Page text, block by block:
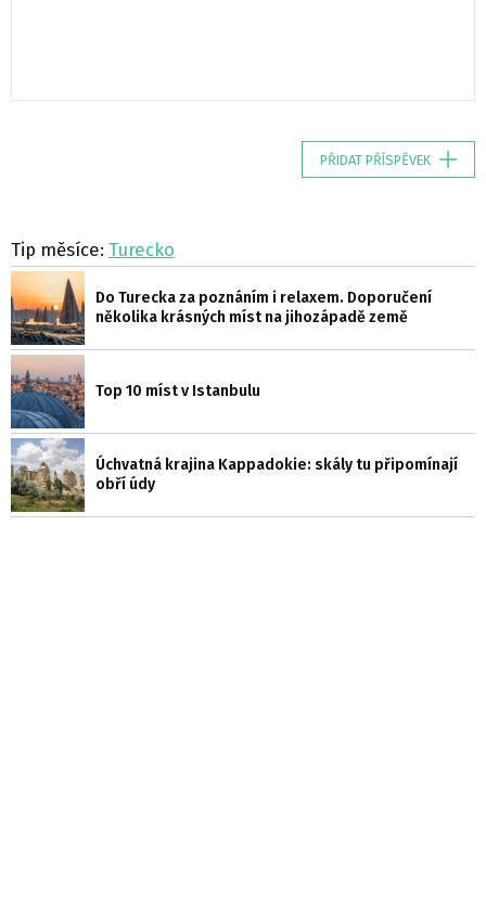
PŘIDAT PŘÍSPĚVEK
Tip měsíce: Turecko
Do Turecka za poznáním i relaxem. Doporučení
několika krásných míst na jihozápadě země
Top 10 míst v Istanbulu
Úchvatná krajina Kappadokie: skály tu připomínají
obří údy